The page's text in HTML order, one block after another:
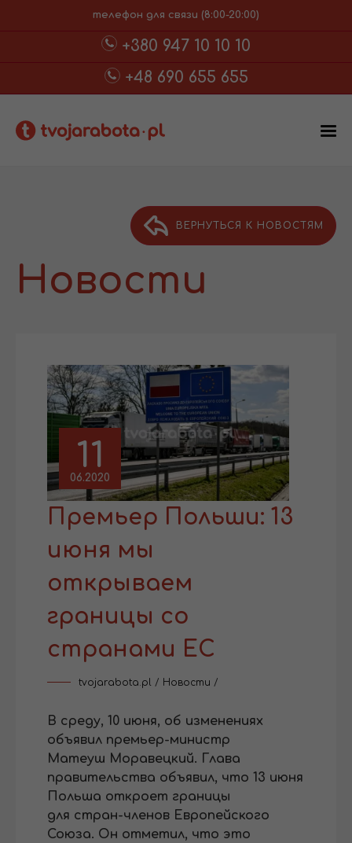
телефон для связи (8:00-20:00)
+380 947 10 10 10
+48 690 655 655
ВЕРНУТЬСЯ К НОВОСТЯМ
Новости
11
06.2020
Премьер Польши: 13
июня мы
открываем
границы со
странами ЕС
tvojarabota.pl / Новости /
В среду, 10 июня, об изменениях
объявил премьер-министр
Матеуш Моравецкий. Глава
правительства объявил, что 13 июня
Польша откроет границы
для стран-членов Европейского
Союза. Он отметил, что это